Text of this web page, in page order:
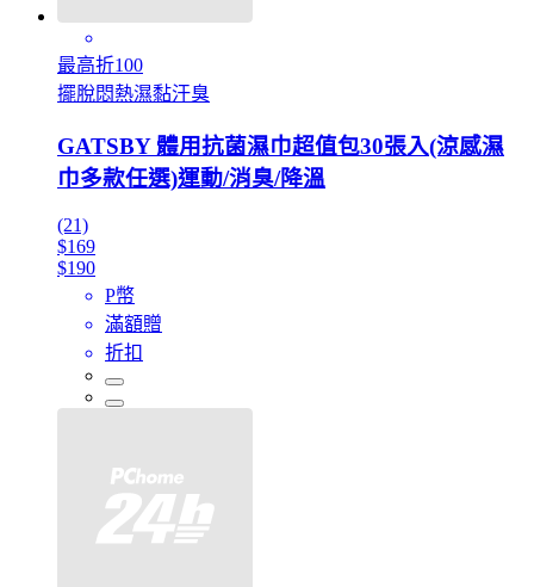
最高折100
擺脫悶熱濕黏汗臭
GATSBY 體用抗菌濕巾超值包30張入(涼感濕
巾多款任選)運動/消臭/降溫
(21)
$169
$190
P幣
滿額贈
折扣